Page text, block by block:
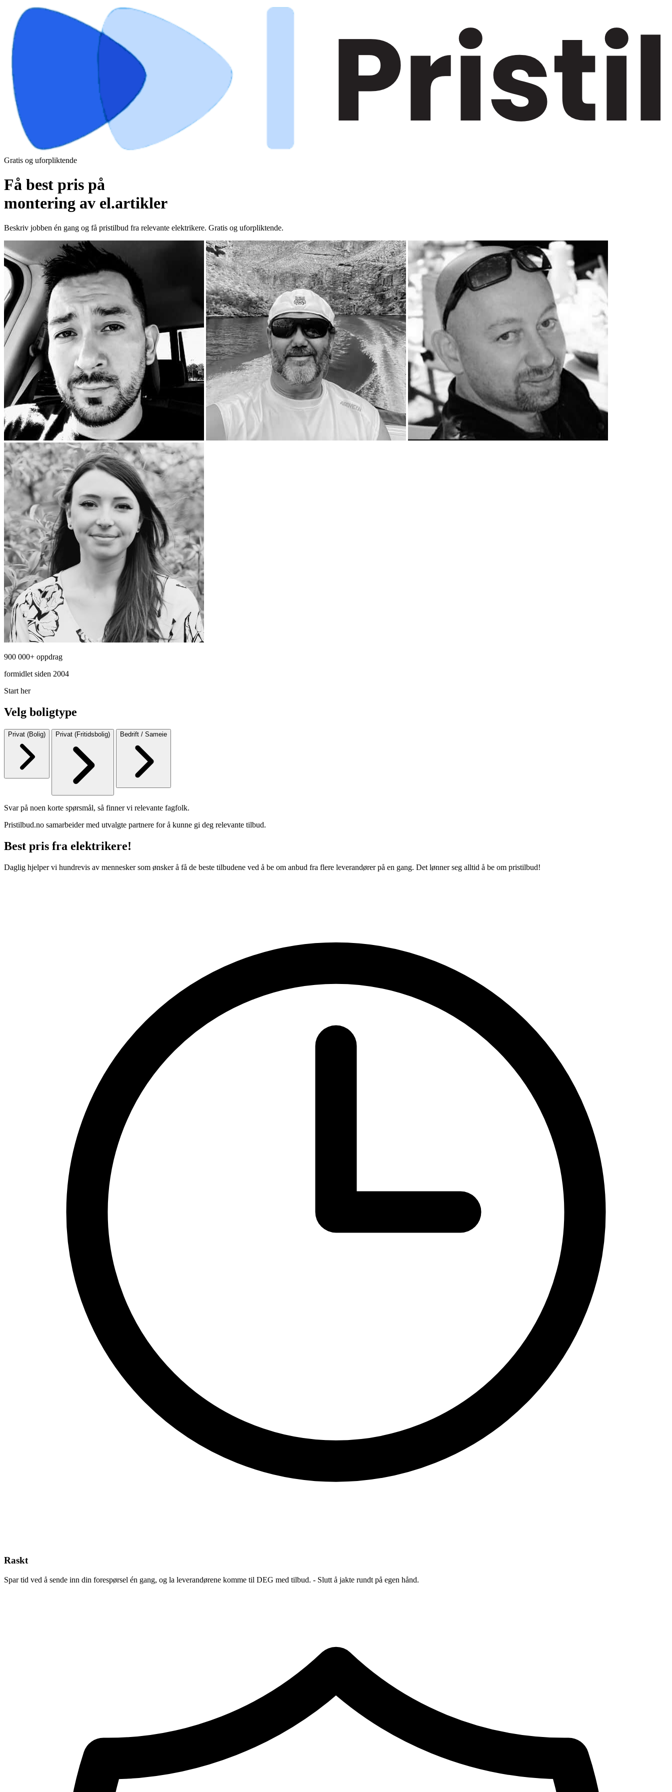
Gratis og uforpliktende
Få best pris på
montering av el.artikler
Beskriv jobben én gang og få pristilbud fra relevante elektrikere. Gratis og uforpliktende.
900 000+ oppdrag
formidlet siden 2004
Start her
Velg boligtype
Privat (Bolig) Privat (Fritidsbolig) Bedrift / Sameie
Svar på noen korte spørsmål, så finner vi relevante fagfolk.
Pristilbud.no samarbeider med utvalgte partnere for å kunne gi deg relevante tilbud.
Best pris fra elektrikere!
Daglig hjelper vi hundrevis av mennesker som ønsker å få de beste tilbudene ved å be om anbud fra flere leverandører på en gang. Det lønner seg alltid å be om pristilbud!
Raskt
Spar tid ved å sende inn din forespørsel én gang, og la leverandørene komme til DEG med tilbud. - Slutt å jakte rundt på egen hånd.